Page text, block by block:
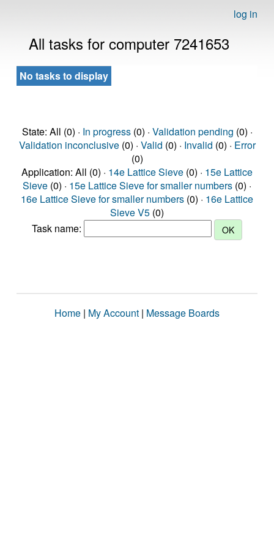
log in
All tasks for computer 7241653
No tasks to display
State: All (0) · In progress(0) · Validation pending (0) ·
Validation inconclusive(0) · Valid (0) · Invalid (0) · Error
(0)
Application: All (0) · 14e Lattice Sieve (0) · 15e Lattice
Sieve (0) · 15e Lattice Sieve for smaller numbers (0) ·
16e Lattice Sieve for smaller numbers (0) · 16e Lattice
Sieve V5 (0)
Task name:
Home | My Account | Message Boards